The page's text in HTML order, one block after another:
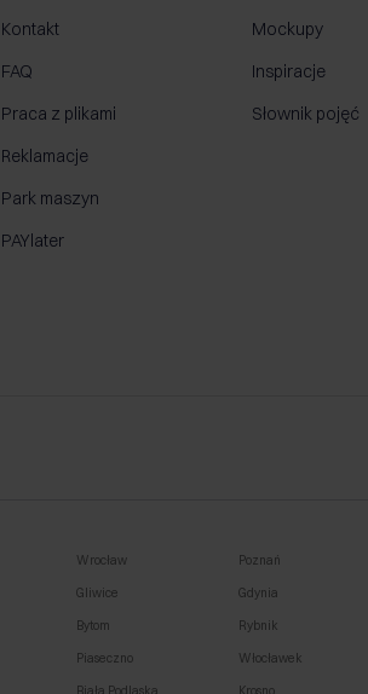
Kontakt
FAQ
Praca z plikami
Reklamacje
Park maszyn
PAYlater
Mockupy
Inspiracje
Słownik pojęć
Wrocław Poznań
Gliwice Gdynia
Bytom Rybnik
Piaseczno Włocławek